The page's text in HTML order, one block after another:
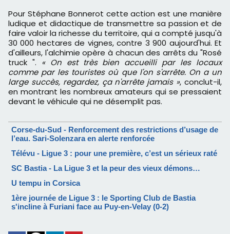
Pour Stéphane Bonnerot cette action est une manière
ludique et didactique de transmettre sa passion et de
faire valoir la richesse du territoire, qui a compté jusqu'à
30 000 hectares de vignes, contre 3 900 aujourd'hui. Et
d'ailleurs, l'alchimie opère à chacun des arrêts du "Rosé
truck ".
« On est très bien accueilli par les locaux
comme par les touristes où que l'on s'arrête. On a un
large succès, regardez, ça n'arrête jamais », conclut-il,
en montrant les nombreux amateurs qui se pressaient
devant le véhicule qui ne désemplit pas.
Corse-du-Sud - Renforcement des restrictions d’usage de
l’eau. Sari-Solenzara en alerte renforcée
Télévu - Ligue 3 : pour une première, c’est un sérieux raté
SC Bastia - La Ligue 3 et la peur des vieux démons…
U tempu in Corsica
1ère journée de Ligue 3 : le Sporting Club de Bastia
s'incline à Furiani face au Puy-en-Velay (0-2)